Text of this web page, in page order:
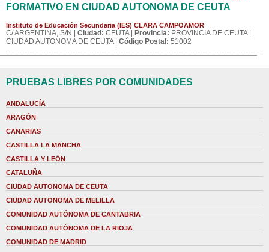
FORMATIVO EN CIUDAD AUTONOMA DE CEUTA
Instituto de Educación Secundaria (IES) CLARA CAMPOAMOR
C/ ARGENTINA, S/N | Ciudad: CEUTA | Provincia: PROVINCIA DE CEUTA |
CIUDAD AUTONOMA DE CEUTA | Código Postal: 51002
PRUEBAS LIBRES POR COMUNIDADES
ANDALUCÍA
ARAGÓN
CANARIAS
CASTILLA LA MANCHA
CASTILLA Y LEÓN
CATALUÑA
CIUDAD AUTONOMA DE CEUTA
CIUDAD AUTONOMA DE MELILLA
COMUNIDAD AUTÓNOMA DE CANTABRIA
COMUNIDAD AUTÓNOMA DE LA RIOJA
COMUNIDAD DE MADRID